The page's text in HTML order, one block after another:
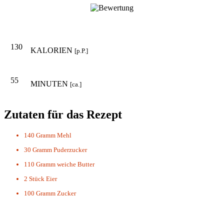
130 KALORIEN [p.P.]
55 MINUTEN [ca.]
Zutaten für das Rezept
140 Gramm Mehl
30 Gramm Puderzucker
110 Gramm weiche Butter
2 Stück Eier
100 Gramm Zucker